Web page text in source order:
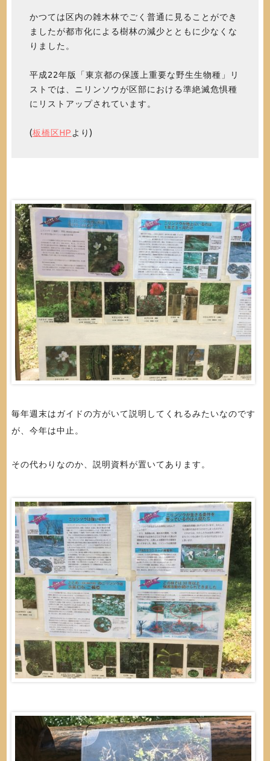
かつては区内の雑木林でごく普通に見ることができ
ましたが都市化による樹林の減少とともに少なくな
りました。
平成22年版「東京都の保護上重要な野生生物種」リ
ストでは、ニリンソウが区部における準絶滅危惧種
にリストアップされています。
(板橋区HP より)
毎年週末はガイドの方がいて説明してくれるみたいなのです
が、今年は中止。
その代わりなのか、説明資料が置いてあります。